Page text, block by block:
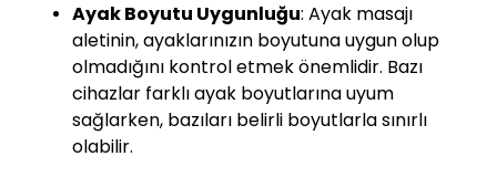
Ayak Boyutu Uygunluğu: Ayak masajı
aletinin, ayaklarınızın boyutuna uygun olup
olmadığını kontrol etmek önemlidir. Bazı
cihazlar farklı ayak boyutlarına uyum
sağlarken, bazıları belirli boyutlarla sınırlı
olabilir.